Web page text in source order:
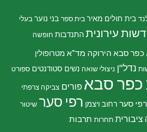
בית חולים מאיר בית ספר בני נוער בעלי
עירוניתהתנדבות חופשה
כפר סבא הירוקה מד"א מטרופולין
נדל"ן ניצולי שואה נשים סטודנטים ספורט
כפר סבא פורים צביקה צרפתי
סער רחוב ויצמן רפי סער שיטור
תחרות תרבות